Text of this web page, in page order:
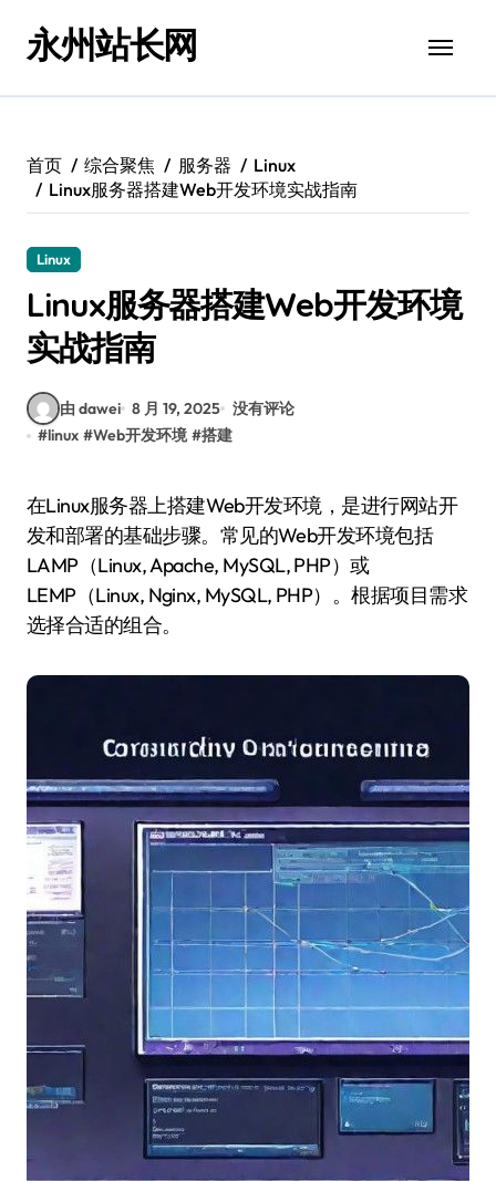
永州站长网
首页 综合聚焦 服务器
Linux
Linux服务器搭建Web开发环境实战指南
Linux
Linux服务器搭建Web开发环境
实战指南
由 dawei 8 月 19, 2025 没有评论
#linux #Web开发环境 #搭建
在Linux服务器上搭建Web开发环境，是进行网站开
发和部署的基础步骤。常见的Web开发环境包括
LAMP（Linux, Apache, MySQL, PHP）或
LEMP（Linux, Nginx, MySQL, PHP）。根据项目需求
选择合适的组合。